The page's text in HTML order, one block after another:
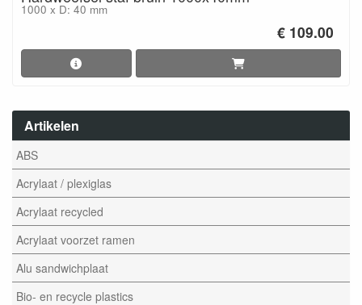
Artikelen
ABS
Acrylaat / plexiglas
Acrylaat recycled
Acrylaat voorzet ramen
Alu sandwichplaat
Bio- en recycle plastics
1000 x D: 40 mm
€ 109.00